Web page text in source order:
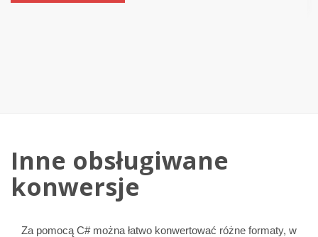
Inne obsługiwane
konwersje
Za pomocą C# można łatwo konwertować różne formaty, w